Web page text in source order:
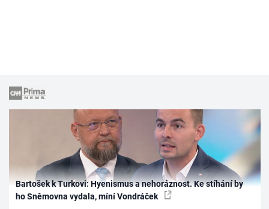
Bartošek k Turkovi: Hyenismus a nehoráznost. Ke stíhání by
ho Sněmovna vydala, míní Vondráček